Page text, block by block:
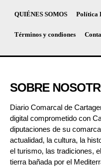
QUIÉNES SOMOS Política
Términos y condiones
SOBRE
Diario Comarcal de
digital comprometido con
diputaciones de su
actualidad, la cultura, la
el turismo, las tradiciones,
tierra bañada por el